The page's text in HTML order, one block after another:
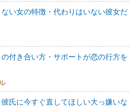
い女の特徴・代わりはいない彼女だ
付き合い方・サポートが恋の行方を
氏に今すぐ直してほしい大っ嫌いな